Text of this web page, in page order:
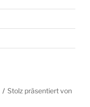
Stolz präsentiert von